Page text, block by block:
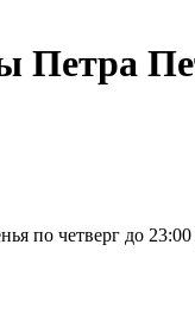
Петра
по четверг до